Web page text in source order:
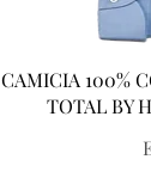
CAMICIA 100%
TOTAL BY